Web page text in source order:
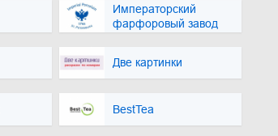
Императорский
фарфоровый завод
Две картинки
BestTea